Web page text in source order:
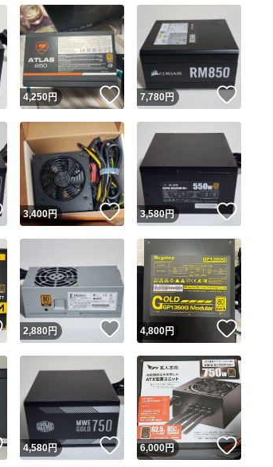
ユーザーの実績につ
Yahoo!フリマが定めた一定の基準を満たしたユーザー
安心取引出品者
安心取引出品者 Yahoo!フリマの基準をクリア
取引実績
取引実績◯+ このユーザーはYahoo!フリマ
他フリマ実績◯+ このユーザーは他フリマサー
この商品の情報をコピ
商品画像の 無断転載は禁止 されています
コピーは1商品につき1回です
出品ページへ
4,250円 いいね！
7,780円
いいね！
3,400円 いいね！
3,580円
いいね！
2,880円 いいね！
4,800円 いい
いいね！
4,580円 いいね！
6,000円 いい